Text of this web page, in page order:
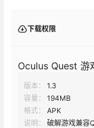
下载权限
Oculus Quest 游
版本：
1.3
容量：
194MB
格式：
APK
说明：
破解游戏兼容